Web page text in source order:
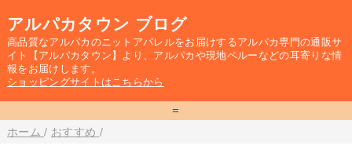
アルパカタウン ブログ
高品質なアルパカのニットアパレルをお届けするアルパカ専門の通販サ
イト【アルパカタウン】より、アルパカや現地ペルーなどの耳寄りな情
報をお届けします。
ショッピングサイトはこちらから
=
ホーム / おすすめ /